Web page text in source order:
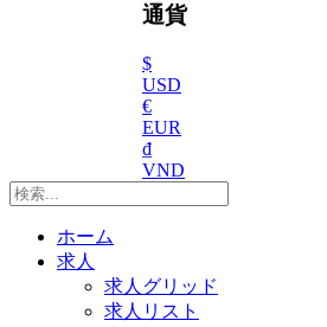
通貨
$
USD
€
EUR
₫
VND
ホーム
求人
求人グリッド
求人リスト